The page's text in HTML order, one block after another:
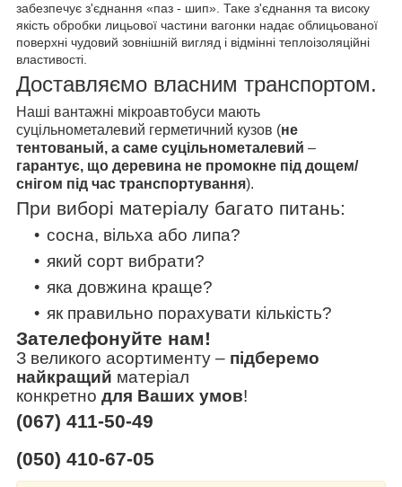
забезпечує з'єднання «паз - шип». Таке з'єднання та високу
якість обробки лицьової частини вагонки надає облицьованої
поверхні чудовий зовнішній вигляд і відмінні теплоізоляційні
властивості.
Доставляємо власним транспортом.
Наші вантажні мікроавтобуси мають
суцільнометалевий герметичний кузов (не
тентованый, а саме суцільнометалевий –
гарантує, що деревина не промокне під дощем/
снігом під час транспортування).
При виборі матеріалу багато питань:
сосна, вільха або липа?
який сорт вибрати?
яка довжина краще?
як правильно порахувати кількість?
Зателефонуйте нам!
З великого асортименту – підберемо
найкращий матеріал
конкретно для Ваших умов!
(067) 411-50-49
(050) 410-67-05